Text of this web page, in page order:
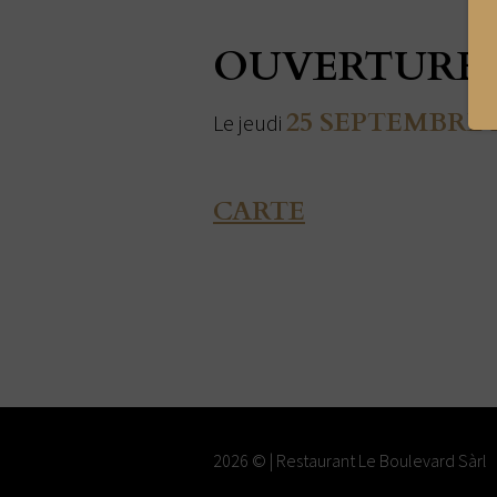
OUVERTURE
Le jeudi 25 SEPTEMBRE
CARTE
2026 © | Restaurant Le Boulevard Sàrl